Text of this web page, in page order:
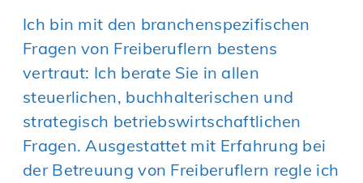
Ich bin mit den branchenspezifischen
Fragen von Freiberuflern bestens
vertraut: Ich berate Sie in allen
steuerlichen, buchhalterischen und
strategisch betriebswirtschaftlichen
Fragen. Ausgestattet mit Erfahrung bei
der Betreuung von Freiberuflern regle ich